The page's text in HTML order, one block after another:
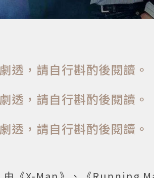
透，請自行斟酌後閱讀。
透，請自行斟酌後閱讀。
透，請自行斟酌後閱讀。